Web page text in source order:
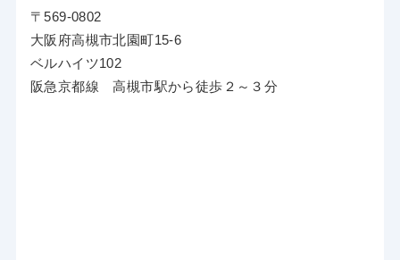
〒569-0802
大阪府高槻市北園町15-6
ベルハイツ102
阪急京都線 高槻市駅から徒歩２～３分